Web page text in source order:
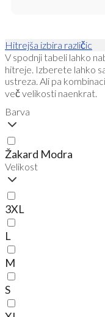
Hitrejša izbira različic
V spodnji tabeli lahko
hitreje. Izberete lahko
ustreza. Ali pa
več velikosti naenkrat.
Barva
Žakard Modra
Velikost
3XL
L
M
S